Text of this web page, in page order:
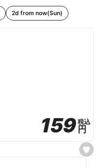
2d from now(Sun)
s
e
159
159税込
税込
円
円